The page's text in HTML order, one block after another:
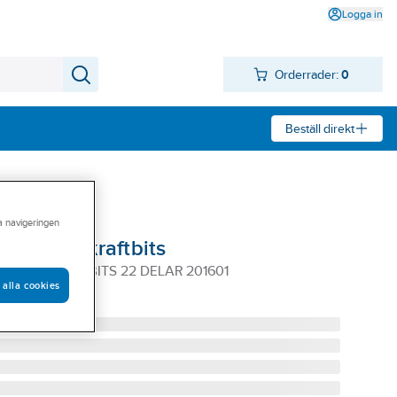
Logga in
Orderrader: 0
Beställ direkt
Ironside kraftbits
KRAFTBITS 22 DELAR 201601
navigeringen
alla cookies